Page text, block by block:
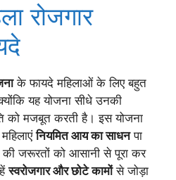
रोजगार
के फायदे महिलाओं के लिए बहुत
यह योजना सीधे उनकी
को मजबूत करती है। इस योजना
नियमित आय का साधनपा
की जरूरतों को आसानी से पूरा कर
स्वरोजगार और छोटे कामोंसे जोड़ा